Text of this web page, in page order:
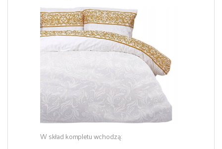
W skład kompletu wchodzą: